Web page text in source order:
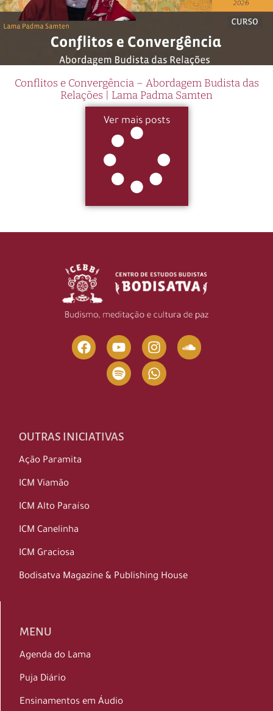
Conflitos e Convergência – Abordagem Budista das
Relações | Lama Padma Samten
Ver mais posts
OUTRAS INICIATIVAS
Ação Paramita
ICM Viamão
ICM Alto Paraíso
ICM Canelinha
ICM Graciosa
Bodisatva Magazine & Publishing House
MENU
Agenda do Lama
Puja Diário
Ensinamentos em Áudio